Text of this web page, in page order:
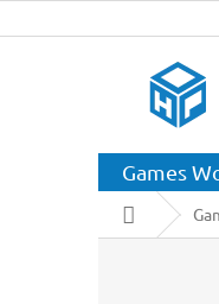
na
Games
Domů